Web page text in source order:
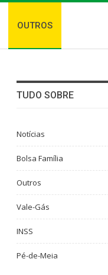
OUTROS
TUDO SOBRE
Notícias
Bolsa Família
Outros
Vale-Gás
INSS
Pé-de-Meia